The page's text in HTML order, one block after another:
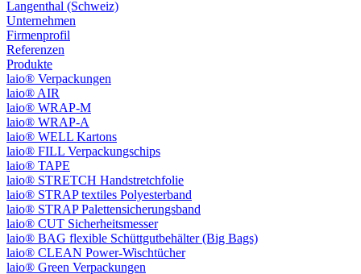
Langenthal (Schweiz)
Unternehmen
Firmenprofil
Referenzen
Produkte
laio® Verpackungen
laio® AIR
laio® WRAP-M
laio® WRAP-A
laio® WELL Kartons
laio® FILL Verpackungschips
laio® TAPE
laio® STRETCH Handstretchfolie
laio® STRAP textiles Polyesterband
laio® STRAP Palettensicherungsband
laio® CUT Sicherheitsmesser
laio® BAG flexible Schüttgutbehälter (Big Bags)
laio® CLEAN Power-Wischtücher
laio® Green Verpackungen